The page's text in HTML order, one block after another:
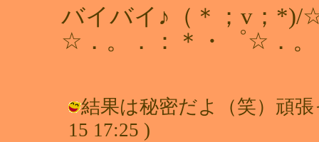
バイバイ♪（＊；v；*)/
☆．。．：＊・゜☆．。
結果は秘密だよ（笑）頑
15 17:25 )